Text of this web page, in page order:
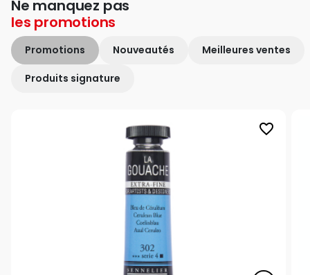
Ne manquez pas
les promotions
Promotions Nouveautés Meilleures ventes
Produits signature
favorite_border